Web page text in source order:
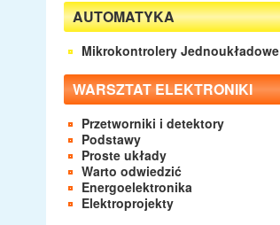
AUTOMATYKA
Mikrokontrolery Jednoukładowe
WARSZTAT ELEKTRONIKI
Przetworniki i detektory
Podstawy
Proste układy
Warto odwiedzić
Energoelektronika
Elektroprojekty